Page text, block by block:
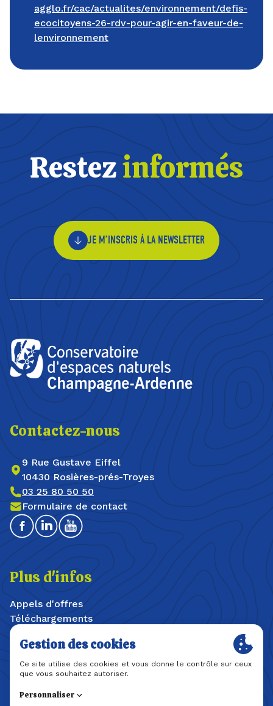
agglo.fr/cac/actualites/environnement/defis-
ecocitoyens-26-rdv-pour-agir-en-faveur-de-
lenvironnement
Restezinformés
JE M’INSCRIS À LA NEWSLETTER
Contactez-nous
9 Rue Gustave Eiffel
10430 Rosières-prés-Troyes
03 25 80 50 50
Formulaire de contact
FacebookLinkedinYoutube
Plus d'infos
Appels d'offres
Téléchargements
Offres d'emploi / stages
Plan du site
Mentions légales